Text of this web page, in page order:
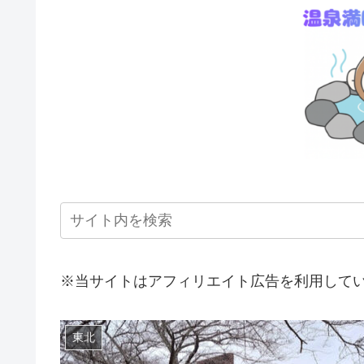
※当サイトはアフィリエイト広告を利用して
東北